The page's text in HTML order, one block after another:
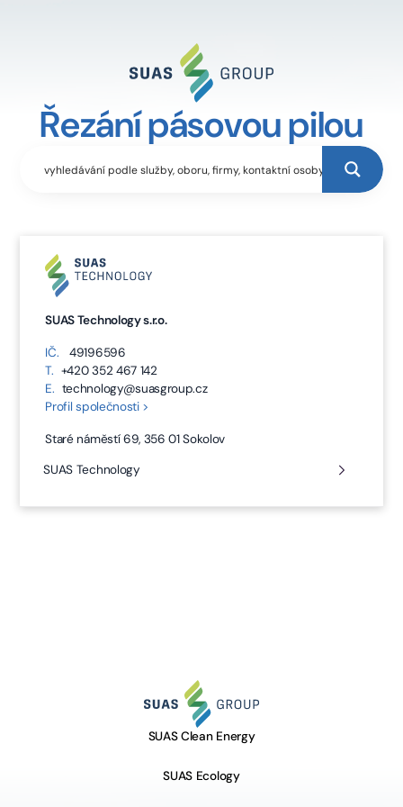
Řezání pásovou pilou
SUAS Technology s.r.o.
IČ.
49196596
T. +420 352 467 142
E. technology@suasgroup.cz
Profil společnosti >
Staré náměstí 69, 356 01 Sokolov
SUAS Technology
SUAS Clean Energy
SUAS Ecology